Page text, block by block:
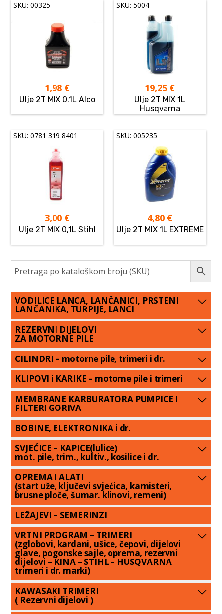
SKU: 00325
1,98 €
Ulje 2T MIX 0.1L Alco
SKU: 5004
19,25 €
Ulje 2T MIX 1L
Husqvarna
SKU: 0781 319 8401
3,00 €
Ulje 2T MIX 0,1L Stihl
SKU: 005235
4,80 €
Ulje 2T MIX 1L EXTREME
VODILICE LANCA, LANČANICI, PRSTENI
LANČANIKA, TURPIJE, LANCI
REZERVNI DIJELOVI
ZA MOTORNE PILE
CILINDRI – motorne pile, trimeri i dr.
KLIPOVI i KARIKE – motorne pile i trimeri
MEMBRANE KARBURATORA PUMPICE I
FILTERI GORIVA
BOBINE, ELEKTRONIKA i dr.
SVJEĆICE – KAPICE(lulice)
mot. pile, trim., kultiv., kosilice i dr.
OPREMA I ALATI
(start uže, ključevi svjećica, karnisteri,
brusne ploče, šumar. klinovi, remeni)
LEŽAJEVI – SEMERINZI
VRTNI PROGRAM – TRIMERI
(zglobovi, kardani, ušice, čepovi, dijelovi
glave, pogonske sajle, oprema, rezervni
dijelovi – KINA – STIHL – HUSQVARNA
trimeri i dr. marki)
KAWASAKI TRIMERI
( Rezervni dijelovi )